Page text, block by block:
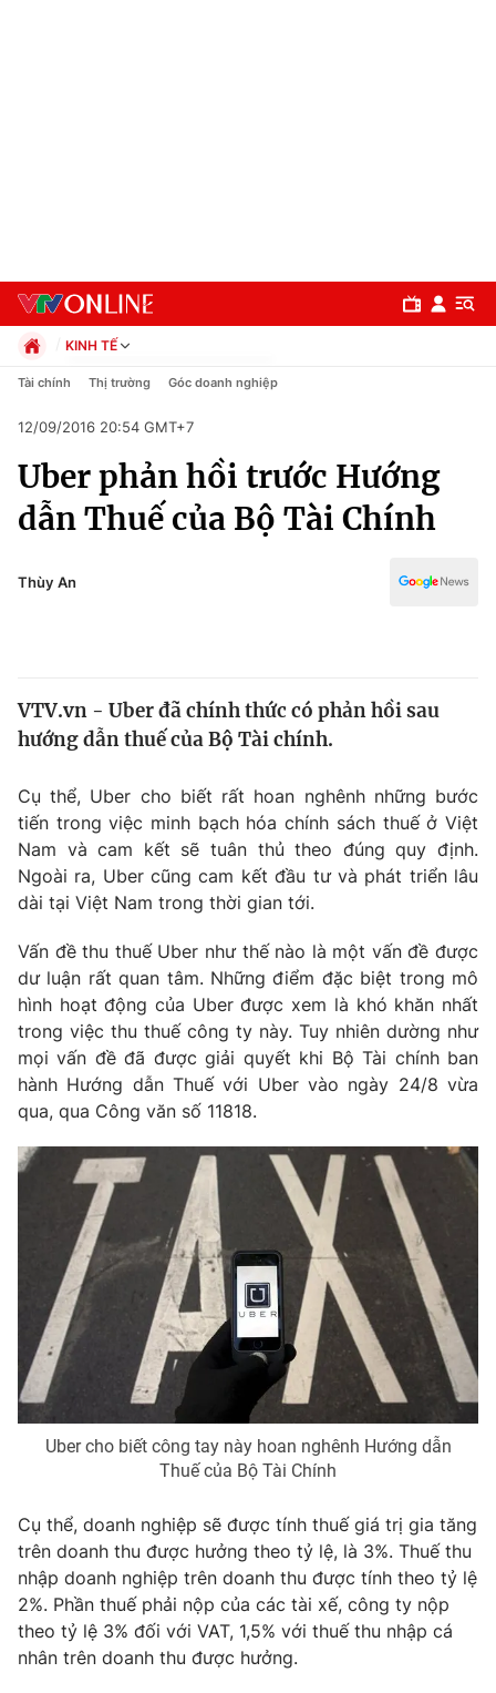
Chuyên mục
Chính trị
Tin tức
Thế giới đó đây
Câu chuyện quốc tế
Kinh tế
Tài chính
Thị trường
Góc doanh nghiệp
Dữ liệu và đời sống
Truyền hình
Phim VTV
Hậu trường
Nhân vật
Giải sao mai
Giải trí
Điện ảnh
Âm nhạc
Sao
Đời sống
Du lịch
Làm đẹp
Chất lượng cuộc sống
Giáo dục
Tuyển sinh
Học trực tuyến
Công nghệ
Hitech Công nghệ tương lai
Sản phẩm
Thị trường
Tư vấn
Giao lưu trực tuyến
Lịch phát sóng
Chuyên mục khác
Podcast
Photo Infographic
Video Shorts video
VTV Money VTV Thể thao
KINH TẾ
Chính trị
Pháp luật
Kinh tế
Thể thao
Truyền hình
Y tế
Tài chính Thị trường Góc doanh nghiệp
12/09/2016 20:54 GMT+7
Uber phản hồi trước Hướng
dẫn Thuế của Bộ Tài Chính
Thùy An
VTV.vn - Uber đã chính thức có phản hồi sau
hướng dẫn thuế của Bộ Tài chính.
Cụ thể, Uber cho biết rất hoan nghênh những bước
tiến trong việc minh bạch hóa chính sách thuế ở Việt
Nam và cam kết sẽ tuân thủ theo đúng quy định.
Ngoài ra, Uber cũng cam kết đầu tư và phát triển lâu
dài tại Việt Nam trong thời gian tới.
Vấn đề thu thuế Uber như thế nào là một vấn đề được
dư luận rất quan tâm. Những điểm đặc biệt trong mô
hình hoạt động của Uber được xem là khó khăn nhất
trong việc thu thuế công ty này. Tuy nhiên dường như
mọi vấn đề đã được giải quyết khi Bộ Tài chính ban
hành Hướng dẫn Thuế với Uber vào ngày 24/8 vừa
qua, qua Công văn số 11818.
Uber cho biết công tay này hoan nghênh Hướng dẫn
Thuế của Bộ Tài Chính
Cụ thể, doanh nghiệp sẽ được tính thuế giá trị gia tăng
trên doanh thu được hưởng theo tỷ lệ, là 3%. Thuế thu
nhập doanh nghiệp trên doanh thu được tính theo tỷ lệ
2%. Phần thuế phải nộp của các tài xế, công ty nộp
theo tỷ lệ 3% đối với VAT, 1,5% với thuế thu nhập cá
nhân trên doanh thu được hưởng.